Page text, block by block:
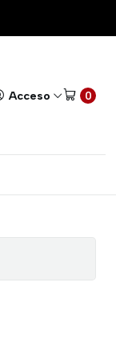
Acceso 0
PNP